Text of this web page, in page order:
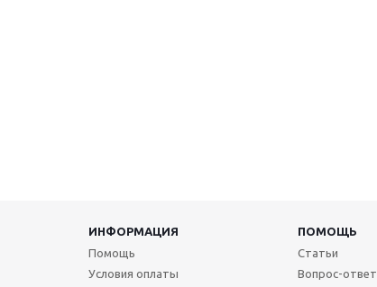
ИНФОРМАЦИЯ
ПОМОЩЬ
Помощь
Условия оплаты
Статьи
Вопрос-ответ